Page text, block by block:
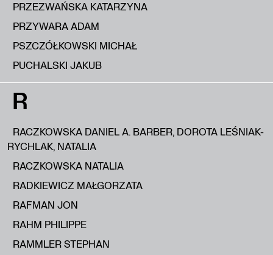
PRZEZWAŃSKA KATARZYNA
PRZYWARA ADAM
PSZCZÓŁKOWSKI MICHAŁ
PUCHALSKI JAKUB
R
RACZKOWSKA DANIEL A. BARBER, DOROTA LEŚNIAK-
RYCHLAK, NATALIA
RACZKOWSKA NATALIA
RADKIEWICZ MAŁGORZATA
RAFMAN JON
RAHM PHILIPPE
RAMMLER STEPHAN